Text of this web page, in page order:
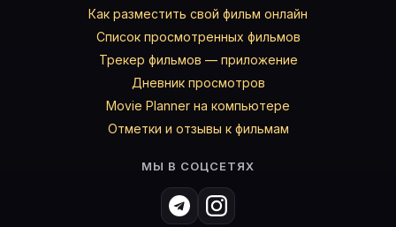
Как разместить свой фильм онлайн
Список просмотренных фильмов
Трекер фильмов — приложение
Дневник просмотров
Movie Planner на компьютере
Отметки и отзывы к фильмам
МЫ В СОЦСЕТЯХ